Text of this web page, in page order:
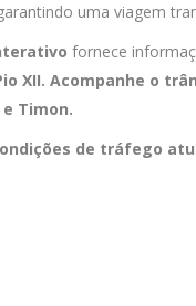
uma viagem
fornece
XII. Acompanhe o
e Timon.
de tráfego